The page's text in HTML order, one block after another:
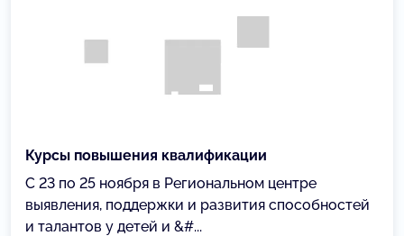
Курсы повышения квалификации
C 23 по 25 ноября в Региональном центре
выявления, поддержки и развития способностей
и талантов у детей и &#...